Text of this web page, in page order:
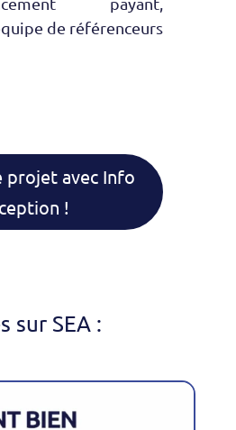
de référenceurs
projet avec Info
!
sur SEA :